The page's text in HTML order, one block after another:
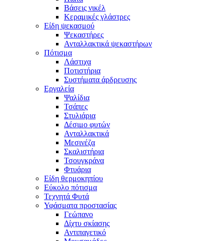
Βάσεις νικέλ
Κεραμικές γλάστρες
Είδη ψεκασμού
Ψεκαστήρες
Ανταλλακτικά ψεκαστήρων
Πότισμα
Λάστιχα
Ποτιστήρια
Συστήματα άρδρευσης
Εργαλεία
Ψαλίδια
Τσάπες
Στυλιάρια
Δέσιμο φυτών
Ανταλλακτικά
Μεσινέζα
Σκαλιστήρια
Τσουγκράνα
Φτυάρια
Είδη θερμοκηπίου
Εύκολο πότισμα
Τεχνητά Φυτά
Υφάσματα προστασίας
Γεώπανο
Δίχτυ σκίασης
Αντιπαγετικό